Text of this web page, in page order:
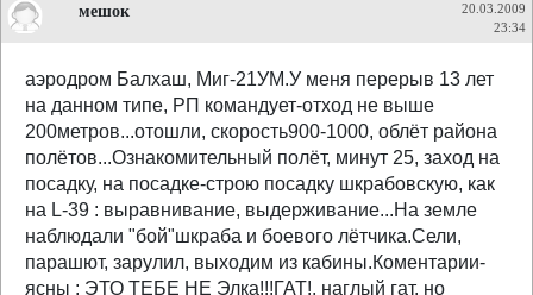
мешок
20.03.2009
23:34
аэродром Балхаш, Миг-21УМ.У меня перерыв 13 лет
на данном типе, РП командует-отход не выше
200метров...отошли, скорость900-1000, облёт района
полётов...Ознакомительный полёт, минут 25, заход на
посадку, на посадке-строю посадку шкрабовскую, как
на L-39 : выравнивание, выдерживание...На земле
наблюдали "бой"шкраба и боевого лётчика.Сели,
парашют, зарулил, выходим из кабины.Коментарии-
ясны : ЭТО ТЕБЕ НЕ Элка!!!ГАТ!, наглый гат, но